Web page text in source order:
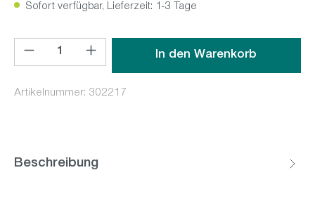
Sofort verfügbar, Lieferzeit: 1-3 Tage
Produkt Anzahl: Gib den gewünschten Wert ein oder
In den Warenkorb
Artikelnummer: 302217
Beschreibung